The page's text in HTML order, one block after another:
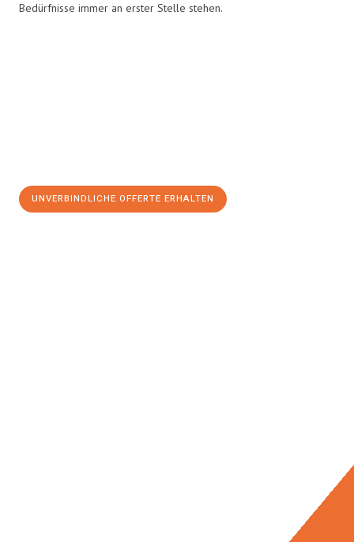
Bedürfnisse immer an erster Stelle stehen.
UNVERBINDLICHE OFFERTE ERHALTEN